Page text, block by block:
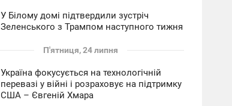
У Білому домі підтвердили зустріч
Зеленського з Трампом наступного тижня
П'ятниця, 24 липня
Україна фокусується на технологічній
перевазі у війні і розраховує на підтримку
США – Євгеній Хмара